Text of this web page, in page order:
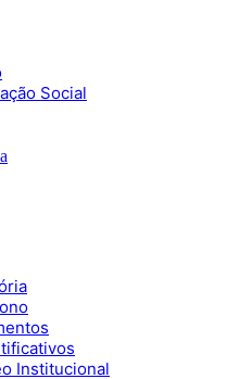
Social
Institucional